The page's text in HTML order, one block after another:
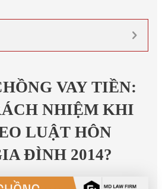
VAY TIỀN:
NHIỆM KHI
LUẬT HÔN
ĐÌNH 2014?